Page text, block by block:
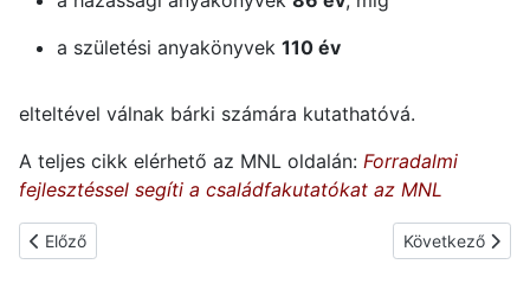
a születési anyakönyvek 110 év
elteltével válnak bárki számára kutathatóvá.
A teljes cikk elérhető az MNL oldalán: Forradalmi
fejlesztéssel segíti a családfakutatókat az MNL
Előző cikk: Auf der Suche nach dem „Ich” – Ungarndeutsche
Előző Következő
Következő